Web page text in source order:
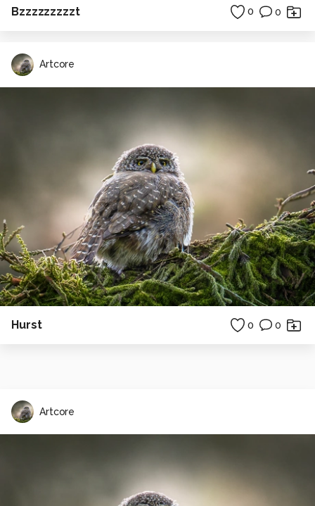
Bzzzzzzzzzt 0 0
Artcore
Hurst 0 0
Artcore